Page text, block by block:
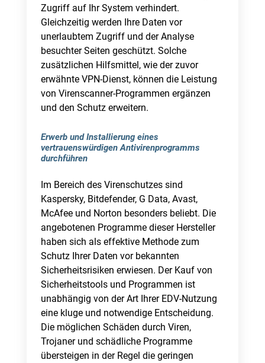
Zugriff auf Ihr System verhindert.
Gleichzeitig werden Ihre Daten vor
unerlaubtem Zugriff und der Analyse
besuchter Seiten geschützt. Solche
zusätzlichen Hilfsmittel, wie der zuvor
erwähnte VPN-Dienst, können die Leistung
von Virenscanner-Programmen ergänzen
und den Schutz erweitern.
Erwerb und Installierung eines
vertrauenswürdigen Antivirenprogramms
durchführen
Im Bereich des Virenschutzes sind
Kaspersky, Bitdefender, G Data, Avast,
McAfee und Norton besonders beliebt. Die
angebotenen Programme dieser Hersteller
haben sich als effektive Methode zum
Schutz Ihrer Daten vor bekannten
Sicherheitsrisiken erwiesen. Der Kauf von
Sicherheitstools und Programmen ist
unabhängig von der Art Ihrer EDV-Nutzung
eine kluge und notwendige Entscheidung.
Die möglichen Schäden durch Viren,
Trojaner und schädliche Programme
übersteigen in der Regel die geringen